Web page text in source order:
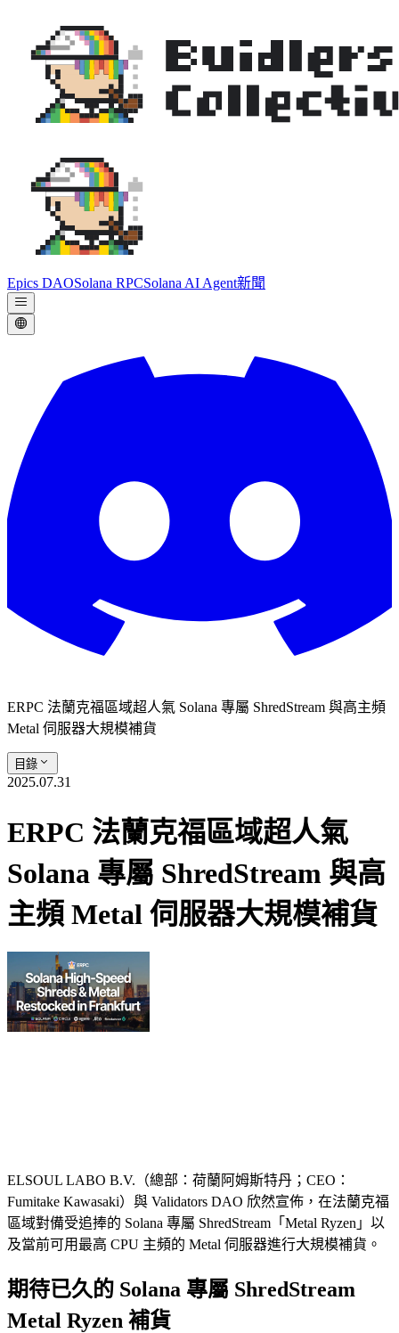
Epics DAOSolana RPCSolana AI Agent新聞
ERPC 法蘭克福區域超人氣 Solana 專屬 ShredStream 與高主頻
Metal 伺服器大規模補貨
目錄
2025.07.31
ERPC 法蘭克福區域超人氣
Solana 專屬 ShredStream 與高
主頻 Metal 伺服器大規模補貨
ELSOUL LABO B.V.（總部：荷蘭阿姆斯特丹；CEO：
Fumitake Kawasaki）與 Validators DAO 欣然宣佈，在法蘭克福
區域對備受追捧的 Solana 專屬 ShredStream「Metal Ryzen」以
及當前可用最高 CPU 主頻的 Metal 伺服器進行大規模補貨。
期待已久的 Solana 專屬 ShredStream
Metal Ryzen 補貨